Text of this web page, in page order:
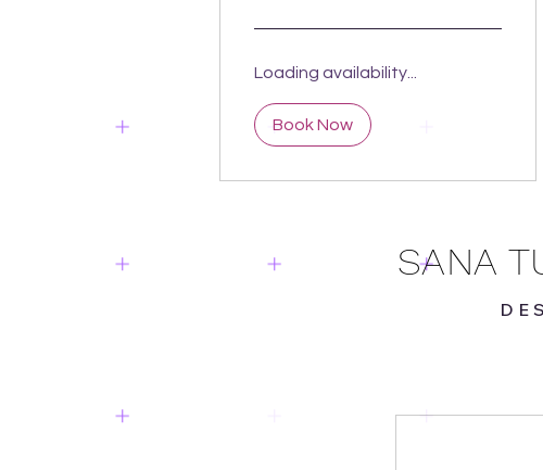
Loading availability...
Book Now
SANA